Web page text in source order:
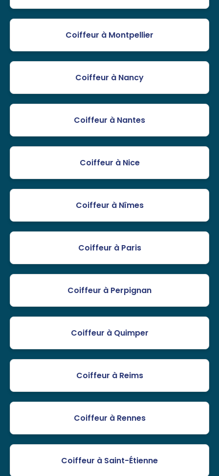
Coiffeur à Montpellier
Coiffeur à Nancy
Coiffeur à Nantes
Coiffeur à Nice
Coiffeur à Nîmes
Coiffeur à Paris
Coiffeur à Perpignan
Coiffeur à Quimper
Coiffeur à Reims
Coiffeur à Rennes
Coiffeur à Saint-Étienne